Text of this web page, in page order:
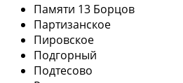
Памяти 13 Борцов
Партизанское
Пировское
Подгорный
Подтесово